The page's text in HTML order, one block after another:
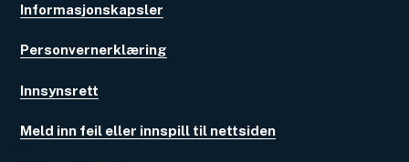
Informasjonskapsler
Personvernerklæring
Innsynsrett
Meld inn feil eller innspill til nettsiden